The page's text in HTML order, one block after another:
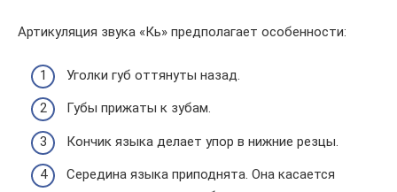
Артикуляция звука «Кь» предполагает особенности:
Уголки губ оттянуты назад.
Губы прижаты к зубам.
Кончик языка делает упор в нижние резцы.
Середина языка приподнята. Она касается